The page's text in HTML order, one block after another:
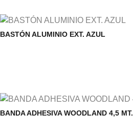
BASTÓN ALUMINIO EXT. AZUL
BANDA ADHESIVA WOODLAND 4,5 MT.